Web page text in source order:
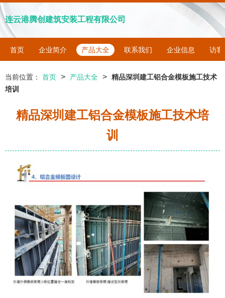
连云港腾创建筑安装工程有限公司
首页 企业简介 产品大全 联系我们 企业信息 访客
当前位置： 首页 > 产品大全 > 精品深圳建工铝合金模板施工技术
培训
精品深圳建工铝合金模板施工技术培
训